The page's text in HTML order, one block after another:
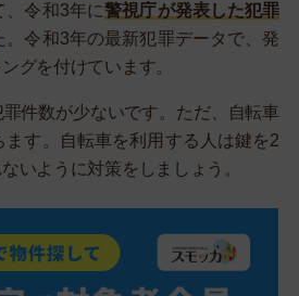
、令和3年に警視庁が発表した犯罪
。令和3年の最新犯罪データで、発
グを付けています。
件数が少ないです。ただ、自転車
ます。自転車を利用する人は鍵を2
いように対策をしましょう。